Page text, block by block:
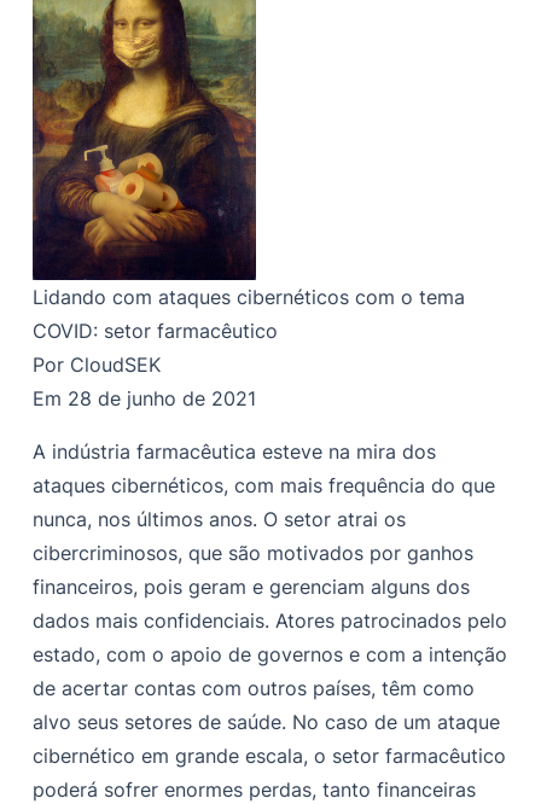
Lidando com ataques cibernéticos com o tema
COVID: setor farmacêutico
Por CloudSEK
Em 28 de junho de 2021
A indústria farmacêutica esteve na mira dos
ataques cibernéticos, com mais frequência do que
nunca, nos últimos anos. O setor atrai os
cibercriminosos, que são motivados por ganhos
financeiros, pois geram e gerenciam alguns dos
dados mais confidenciais. Atores patrocinados pelo
estado, com o apoio de governos e com a intenção
de acertar contas com outros países, têm como
alvo seus setores de saúde. No caso de um ataque
cibernético em grande escala, o setor farmacêutico
poderá sofrer enormes perdas, tanto financeiras